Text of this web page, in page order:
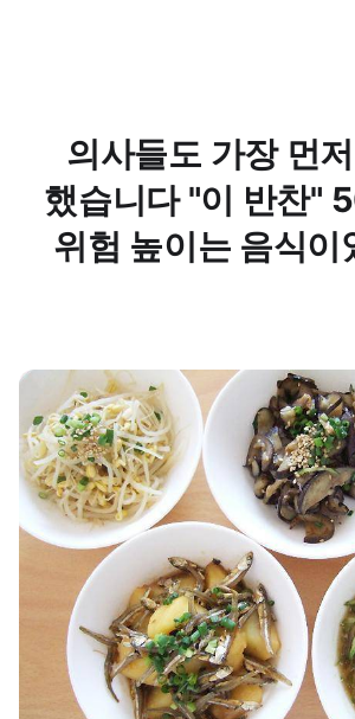
의사들도 가장 먼
했습니다 "이 반찬"
위험 높이는 음식이